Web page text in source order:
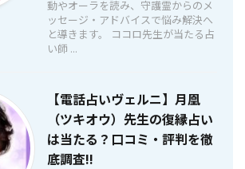
動やオーラを読み、守護霊からのメ
ッセージ・アドバイスで悩み解決へ
と導きます。 ココロ先生が当たる占
い師 ...
【電話占いヴェルニ】月凰
（ツキオウ）先生の復縁占い
は当たる？口コミ・評判を徹
底調査!!